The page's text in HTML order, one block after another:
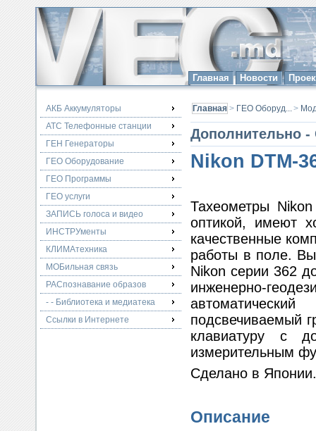
Главная Новости
АКБ Аккумуляторы
АТС Телефонные станции
ГЕН Генераторы
ГЕО Оборудование
ГЕО Программы
ГЕО услуги
ЗАПИСЬ голоса и видео
ИНСТРУменты
КЛИМАтехника
МОБильная связь
РАСпознавание образов
- - Библиотека и медиатека
Ссылки в Интернете
Главная > ГЕО Оборуд...>
Дополнительно
Nikon DTM-
Тахеометры
оптикой, имеют
качественные
работы в поле.
Nikon серии 362
инженерно-
подсвечиваемый
клавиатуру с
измерительным
Сделано в
Описание